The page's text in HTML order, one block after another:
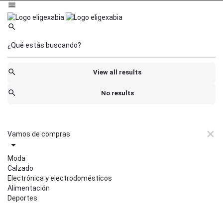
View all results
No results
Vamos de compras
Moda
Calzado
Electrónica y electrodomésticos
Alimentación
Deportes